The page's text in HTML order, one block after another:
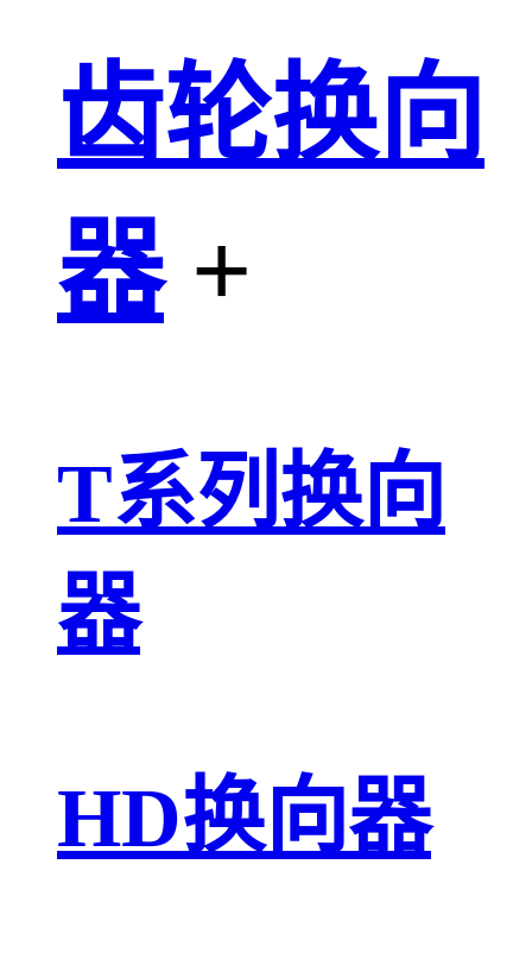
齿轮换向
器 +
T系列换向
器
HD换向器